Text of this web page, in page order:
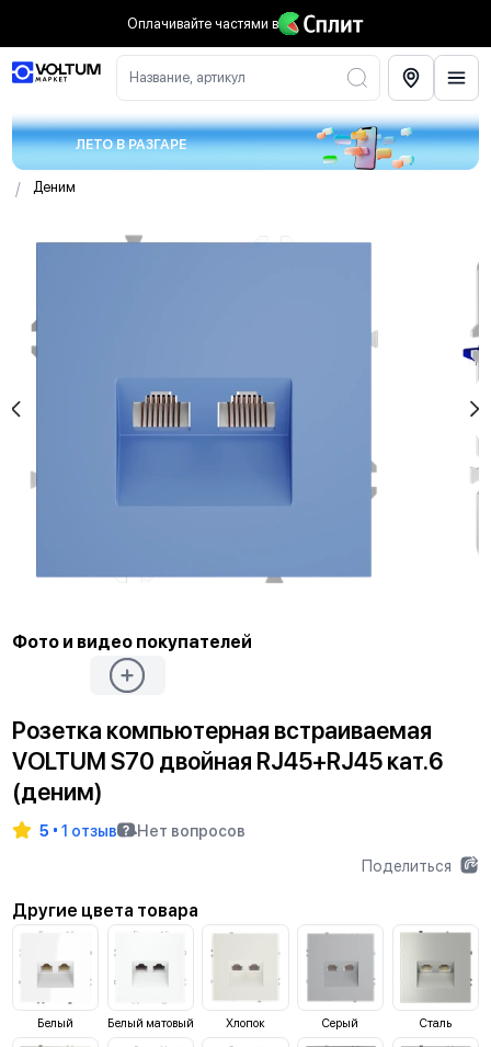
Оплачивайте частями в
Название, артикул
ЛЕТО В РАЗГАРЕ
/ Деним
Фото и видео покупателей
Розетка компьютерная встраиваемая
VOLTUM S70 двойная RJ45+RJ45 кат.6
(деним)
5 1 отзыв
Нет вопросов
Поделиться
Другие цвета товара
Белый Белый матовый Хлопок Серый Сталь